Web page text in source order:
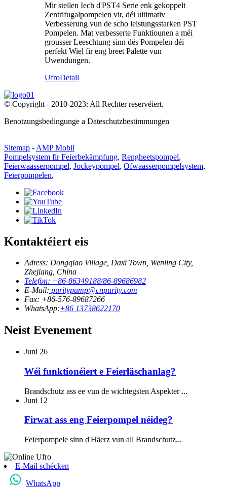
Mir stellen Iech d'PST4 Serie enk gekoppelt
Zentrifugalpompelen vir, déi ultimativ
Verbesserung vun de scho leistungsstarken PST
Pompelen. Mat verbesserte Funktiounen a méi
grousser Leeschtung sinn dës Pompelen déi
perfekt Wiel fir eng breet Palette vun
Uwendungen.
UfroDetail
© Copyright - 2010-2023: All Rechter reservéiert.
Benotzungsbedingunge a Dateschutzbestimmungen
Sitemap - AMP Mobil
Pompelsystem fir Feierbekämpfung, Rengheetspompel,
Feierwaasserpompel, Jockeypompel, Ofwaasserpompelsystem,
Feierpompelen,
Kontaktéiert eis
Adress: Dongqiao Village, Daxi Town, Wenling City,
Zhejiang, China
Telefon: +86-86349188/86-89686982
E-Mail: puritypump@cnpurity.com
Fax: +86-576-89687266
WhatsApp:+86 13738622170
Neist Evenement
Juni 26
Wéi funktionéiert e Feierläschanlag?
Brandschutz ass ee vun de wichtegsten Aspekter ...
Juni 12
Firwat ass eng Feierpompel néideg?
Feierpompele sinn d'Häerz vun all Brandschutz...
E-Mail schécken
WhatsApp